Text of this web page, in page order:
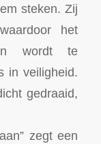
steken. Zij
het
wordt te
in veiligheid.
gedraaid,
zegt een